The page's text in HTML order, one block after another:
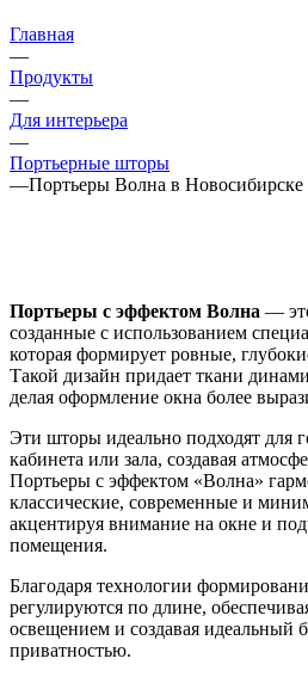
Главная
—
Продукты
—
Для интерьера
—
Портьерные шторы
—Портьеры Волна в Новосибирске
Портьеры с эффектом Волна —
созданные с использованием
которая формирует ровные,
Такой дизайн придает ткани
делая оформление окна более
Эти шторы идеально подходят для
кабинета или зала, создавая
Портьеры с эффектом «Волна»
классические, современные и
акцентируя внимание на окне и
помещения.
Благодаря технологии
регулируются по длине,
освещением и создавая идеальный
приватностью.